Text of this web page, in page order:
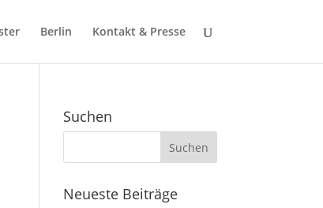
Berlin Kontakt & Presse
Suchen
Neueste Beiträge